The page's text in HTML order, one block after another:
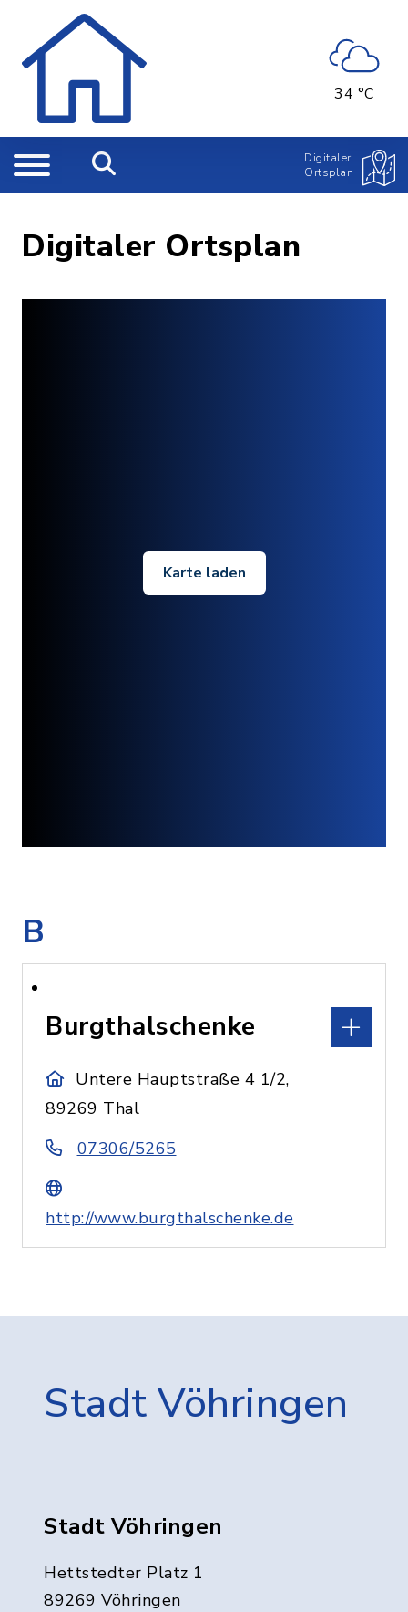
34 °C
Digitaler
Ortsplan
Digitaler Ortsplan
Karte laden
B
Burgthalschenke
Untere Hauptstraße 4 1/2,
89269 Thal
07306/5265
http://www.burgthalschenke.de
Stadt Vöhringen
Stadt Vöhringen
Hettstedter Platz 1
89269 Vöhringen